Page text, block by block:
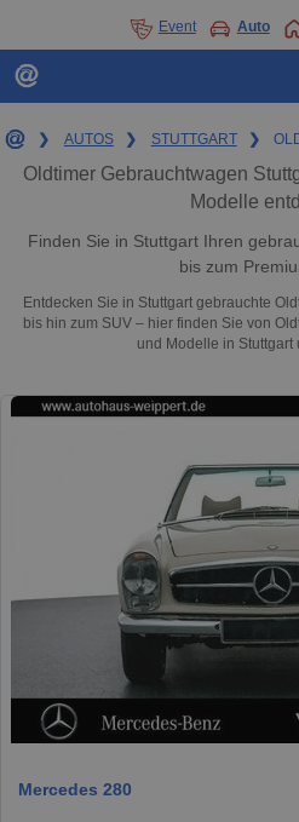
Event Auto
❯ AUTOS ❯ STUTTGART ❯
Oldtimer Gebrauchtwagen
Modelle
Finden Sie in Stuttgart Ihren
bis zum
Entdecken Sie in Stuttgart gebrauchte
bis hin zum SUV – hier finden Sie von
und Modelle in Stuttgart
Mercedes 280